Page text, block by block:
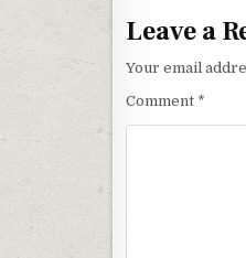
Leave a
Your email
Comment *